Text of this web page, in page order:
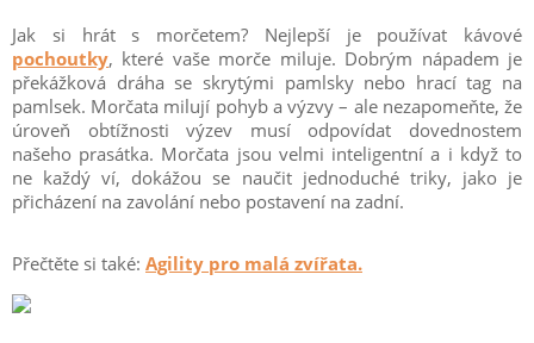
Jak si hrát s morčetem? Nejlepší je používat kávové
pochoutky, které vaše morče miluje. Dobrým nápadem je
překážková dráha se skrytými pamlsky nebo hrací tag na
pamlsek. Morčata milují pohyb a výzvy – ale nezapomeňte, že
úroveň obtížnosti výzev musí odpovídat dovednostem
našeho prasátka. Morčata jsou velmi inteligentní a i když to
ne každý ví, dokážou se naučit jednoduché triky, jako je
přicházení na zavolání nebo postavení na zadní.
Přečtěte si také: Agility pro malá zvířata.